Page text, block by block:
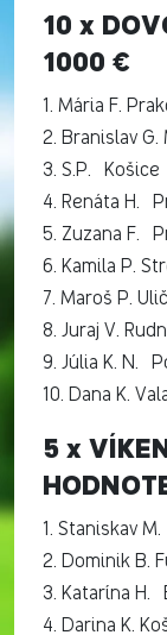
10 x
1000 €
1. Mária F.
2. Branislav
3. S.P. Košice
4. Renáta H.
5. Zuzana F.
6. Kamila P.
7. Maroš P. Ulič
8. Juraj V.
9. Júlia K. N.
10. Dana K.
5 x
1. Staniskav
2. Dominik B.
3. Katarína H.
4. Darina K.